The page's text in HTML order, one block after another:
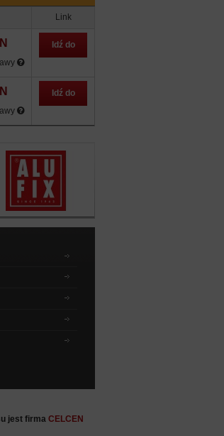
Link
Idź do
Idź do
jest firma CELCEN